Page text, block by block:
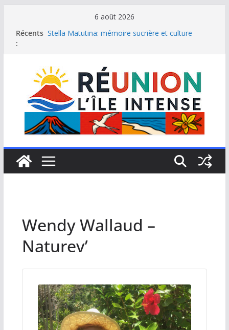
contenu
6 août 2026
Récents
:
Stella Matutina: mémoire sucrière et culture
Une journée de détente à l’Hôtel Iloha à Saint Leu
Le samoussa de La Réunion, emblème de l’île
intense
Le Musée du sel de Saint Leu: site culturel à
découvrir
Wendy Wallaud –
Naturev’